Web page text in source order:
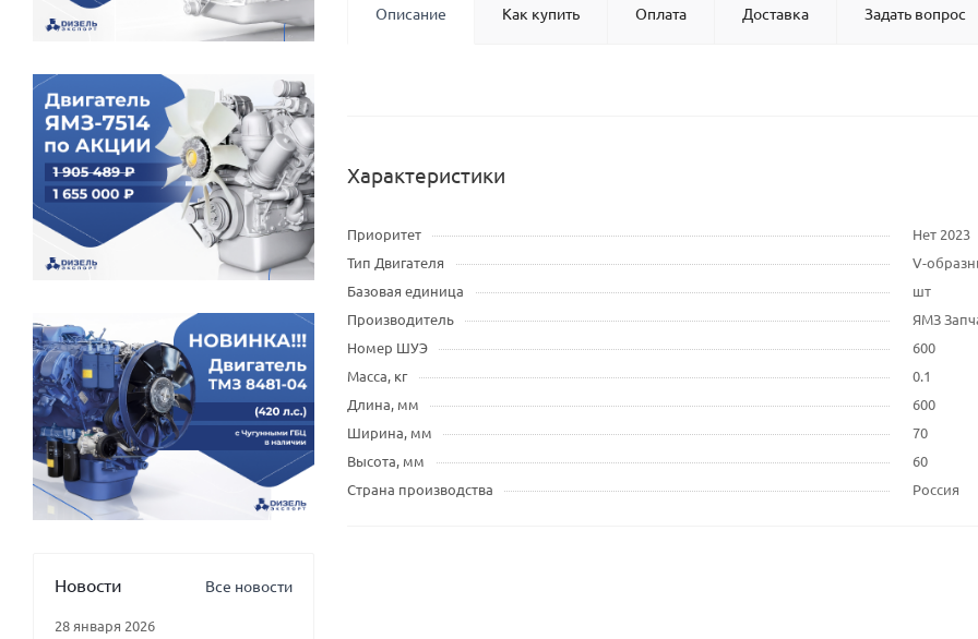
Описание Как купить Оплата Доставка Задать вопрос
Характеристики
Приоритет
Нет 2023
Тип Двигателя
V-
Базовая единица
шт
Производитель
ЯМЗ
Номер ШУЭ
600
Масса, кг
0.1
Длина, мм
600
Ширина, мм
70
Высота, мм
60
Страна производства
Россия
Новости Все новости
28 января 2026